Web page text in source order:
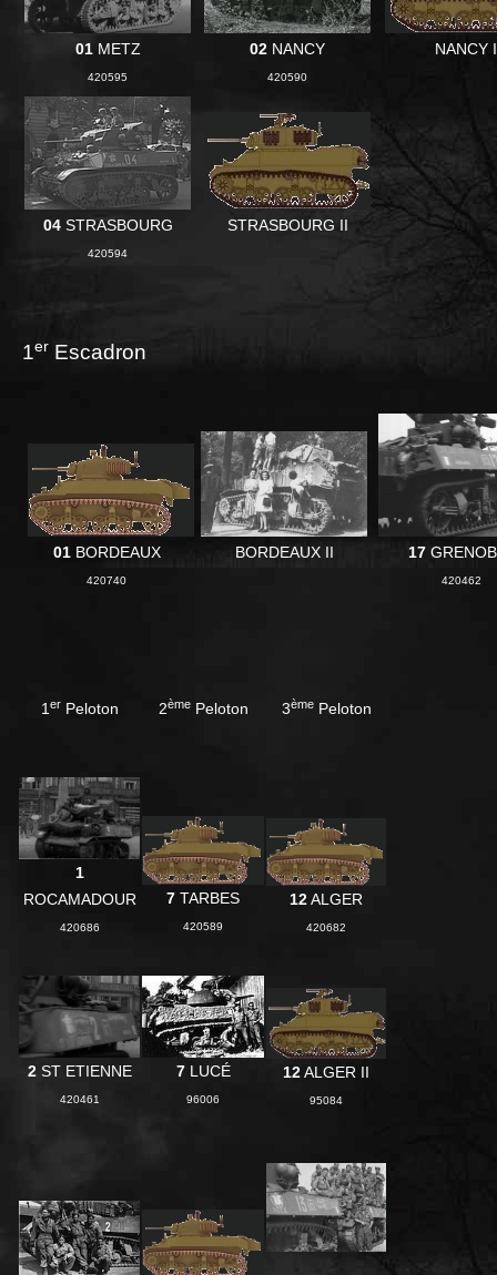
01METZ
420595
02 NANCY
420590
NANCY
04STRASBOURG
420594
STRASBOURG II
1er Escadron
01BORDEAUX
420740
BORDEAUX II 17
420462
1 erPeloton 2èmePeloton 3èmePeloton
1
ROCAMADOUR
420686
7 TARBES
420589
12ALGER
420682
2ST ETIENNE
420461
7LUCÉ
96006
12ALGER II
95084